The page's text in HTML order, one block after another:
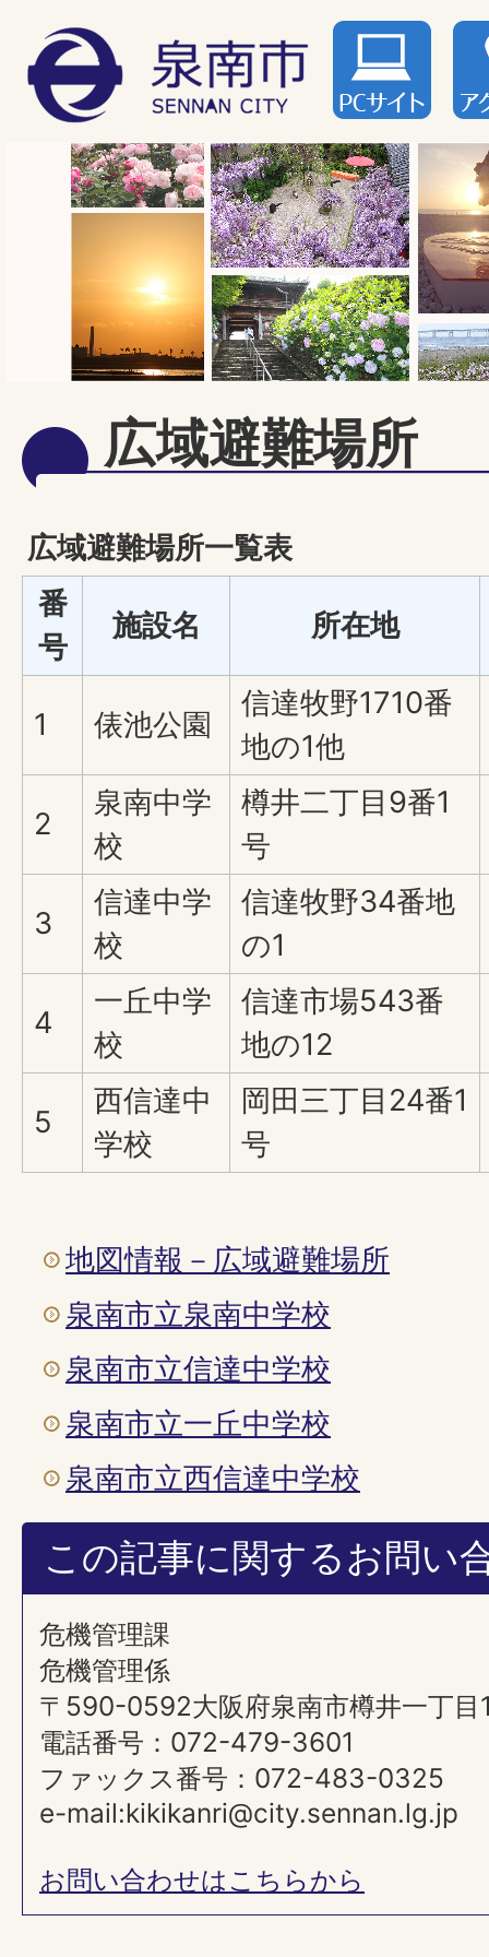
広域避難場所
広域避難場所一覧表
番
号
施設名 所在地
1 俵池公園
信達牧野1710番
地の1他
2
泉南中学
校
樽井二丁目9番1
号
3
信達中学
校
信達牧野34番地
の1
4
一丘中学
校
信達市場543番
地の12
5
西信達中
学校
岡田三丁目24番1
号
地図情報－広域避難場所
泉南市立泉南中学校
泉南市立信達中学校
泉南市立一丘中学校
泉南市立西信達中学校
この記事に関するお問い
危機管理課
危機管理係
〒590-0592大阪府泉南市樽井一丁目
電話番号：072-479-3601
ファックス番号：072-483-0325
e-mail:kikikanri@city.sennan.lg.jp
お問い合わせはこちらから